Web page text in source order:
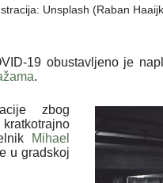
Unsplash (Raban
19 obustavljeno je
.
zbog
Mihael
u gradskoj